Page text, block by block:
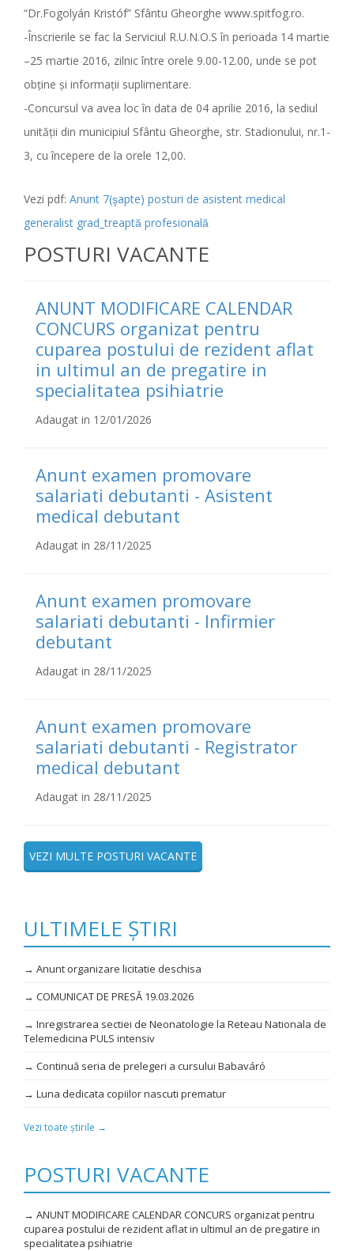
“Dr.Fogolyán Kristóf” Sfântu Gheorghe www.spitfog.ro.
-Înscrierile se fac la Serviciul R.U.N.O.S în perioada 14 martie
–25 martie 2016, zilnic între orele 9.00-12.00, unde se pot
obţine şi informaţii suplimentare.
-Concursul va avea loc în data de 04 aprilie 2016, la sediul
unităţii din municipiul Sfântu Gheorghe, str. Stadionului, nr.1-
3, cu începere de la orele 12,00.
Vezi pdf: Anunt 7(şapte) posturi de asistent medical
generalist grad_treaptă profesională
POSTURI VACANTE
ANUNT MODIFICARE CALENDAR
CONCURS organizat pentru
cuparea postului de rezident aflat
in ultimul an de pregatire in
specialitatea psihiatrie
Adaugat in 12/01/2026
Anunt examen promovare
salariati debutanti - Asistent
medical debutant
Adaugat in 28/11/2025
Anunt examen promovare
salariati debutanti - Infirmier
debutant
Adaugat in 28/11/2025
Anunt examen promovare
salariati debutanti - Registrator
medical debutant
Adaugat in 28/11/2025
VEZI MULTE POSTURI VACANTE
ULTIMELE ȘTIRI
→ Anunt organizare licitatie deschisa
→ COMUNICAT DE PRESĂ 19.03.2026
→ Inregistrarea sectiei de Neonatologie la Reteau Nationala de
Telemedicina PULS intensiv
→ Continuă seria de prelegeri a cursului Babaváró
→ Luna dedicata copiilor nascuti prematur
Vezi toate știrile →
POSTURI VACANTE
→ ANUNT MODIFICARE CALENDAR CONCURS organizat pentru
cuparea postului de rezident aflat in ultimul an de pregatire in
specialitatea psihiatrie